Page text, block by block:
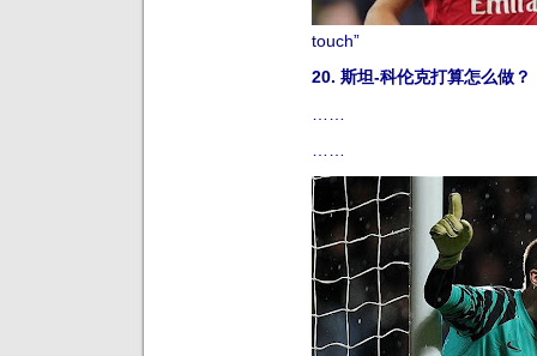
touch”
20. 斯坦-科伦克打算怎么做？
……